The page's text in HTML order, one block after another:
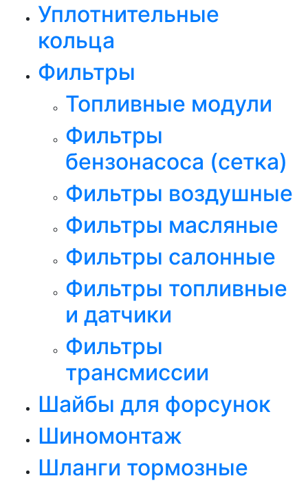
Уплотнительные
кольца
Фильтры
Топливные модули
Фильтры
бензонасоса (сетка)
Фильтры воздушные
Фильтры масляные
Фильтры салонные
Фильтры топливные
и датчики
Фильтры
трансмиссии
Шайбы для форсунок
Шиномонтаж
Шланги тормозные